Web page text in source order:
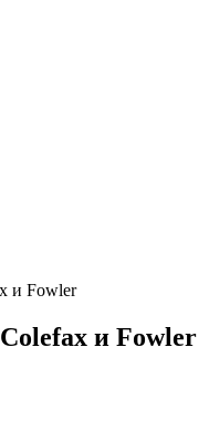
и Fowler
и Fowler